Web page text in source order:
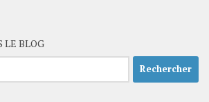
LE BLOG